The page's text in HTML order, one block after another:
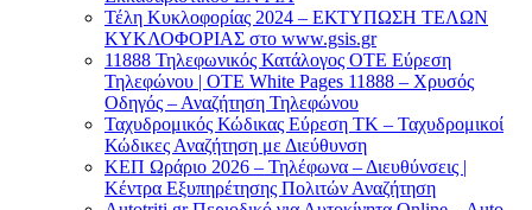
Τέλη Kυκλοφορίας 2024 – ΕΚΤΥΠΩΣΗ ΤΕΛΩΝ
ΚΥΚΛΟΦΟΡΙΑΣ στο www.gsis.gr
11888 Τηλεφωνικός Κατάλογος ΟΤΕ Εύρεση
Τηλεφώνου | OTE White Pages 11888 – Χρυσός
Οδηγός – Αναζήτηση Τηλεφώνου
Ταχυδρομικός Κώδικας Εύρεση ΤΚ – Ταχυδρομικοί
Κώδικες Αναζήτηση με Διεύθυνση
ΚΕΠ Ωράριο 2026 – Τηλέφωνα – Διευθύνσεις |
Κέντρα Εξυπηρέτησης Πολιτών Αναζήτηση